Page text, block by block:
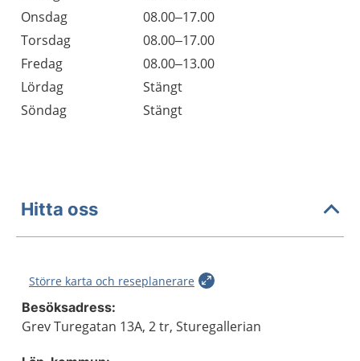
Onsdag
08.00–17.00
Torsdag
08.00–17.00
Fredag
08.00–13.00
Lördag
Stängt
Söndag
Stängt
Hitta oss
Större karta och reseplanerare
Besöksadress:
Grev Turegatan 13A, 2 tr, Sturegallerian